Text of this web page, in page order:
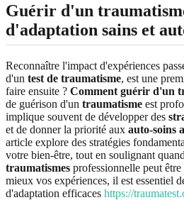
Guérir d'un
d'adaptation sains et
Reconnaître l'impact d'expériences
d'un test de traumatisme, est une
faire ensuite ? Comment guérir d'un
de guérison d'un traumatisme est
implique souvent de développer des
et de donner la priorité aux auto-soins
article explore des stratégies
votre bien-être, tout en soulignant
traumatismes professionnelle peut
mieux vos expériences, il est essentiel
d'adaptation efficaces https://